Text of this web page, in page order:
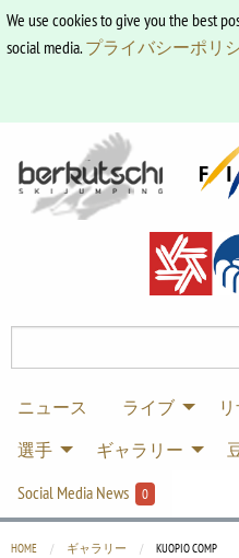
We use cookies to give you the best
social media.プライバシーポリ
ニュース ライブ
選手
ギャラリー
Social Media News
0
HOME ギャラリー CURRENT:
KUOPIO COMP